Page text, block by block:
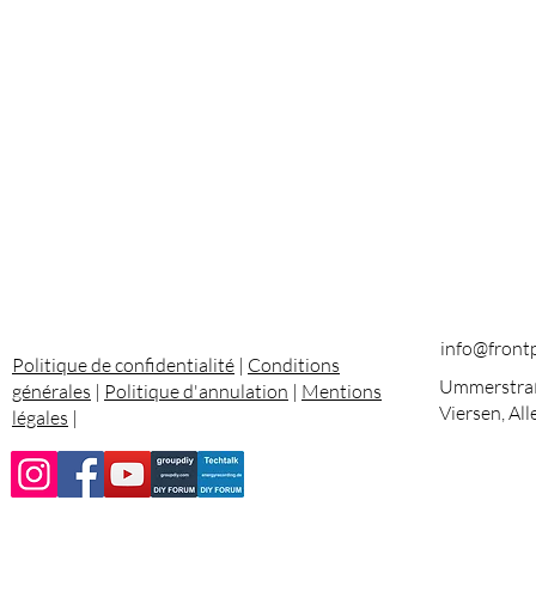
Politique de confidentialité | Conditions
générales | Politique d'annulation | Mentions
légales |
Viersen,